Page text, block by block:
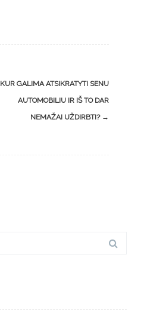
KUR GALIMA ATSIKRATYTI SENU
AUTOMOBILIU IR IŠ TO DAR
NEMAŽAI UŽDIRBTI? →